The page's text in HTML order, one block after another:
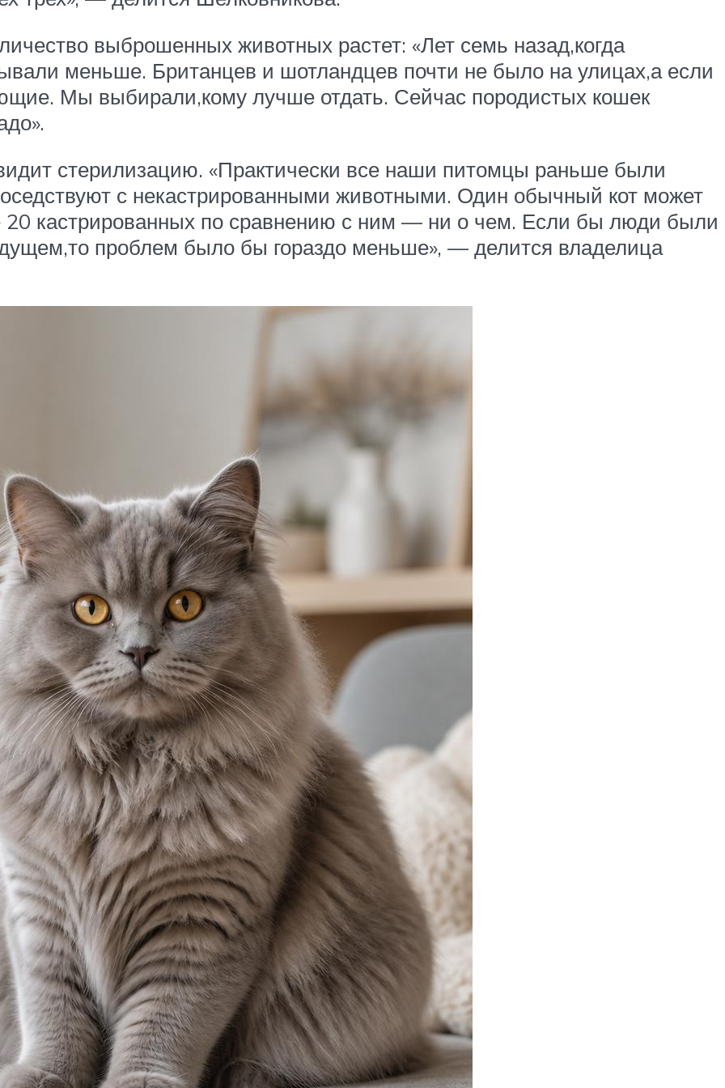
выброшенных животных растет: «Лет семь назад,когда
меньше. Британцев и шотландцев почти не было на улицах,а если
Мы выбирали,кому лучше отдать. Сейчас породистых кошек
стерилизацию. «Практически все наши питомцы раньше были
с некастрированными животными. Один обычный кот может
20 кастрированных по сравнению с ним — ни о чем. Если бы люди были
проблем было бы гораздо меньше», — делится владелица